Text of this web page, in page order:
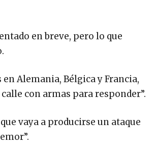
en breve, pero lo que
Alemania, Bélgica y Francia,
con armas para responder”.
vaya a producirse un ataque